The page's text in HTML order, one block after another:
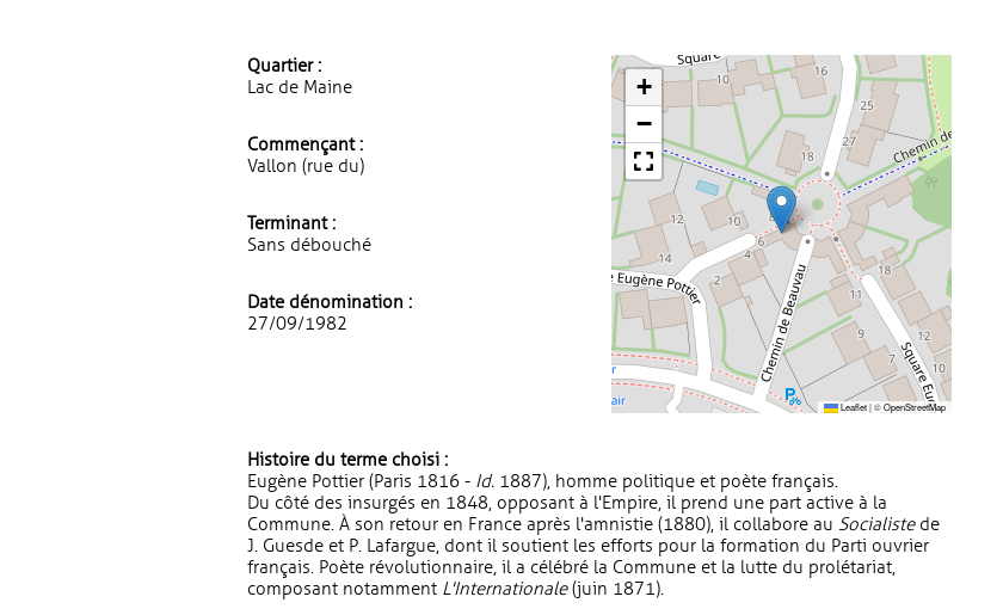
Quartier :
Lac de Maine
Commençant :
Vallon (rue du)
Terminant :
Sans débouché
Date dénomination :
27/09/1982
+
−
Leaflet|©OpenStreetMap
Histoire du terme choisi :
Eugène Pottier (Paris 1816 - Id. 1887), homme politique et poète français.
Du côté des insurgés en 1848, opposant à l'Empire, il prend une part active à la
Commune. À son retour en France après l'amnistie (1880), il collabore au Socialistede
J. Guesde et P. Lafargue, dont il soutient les efforts pour la formation du Parti ouvrier
français. Poète révolutionnaire, il a célébré la Commune et la lutte du prolétariat,
composant notamment L'Internationale(juin 1871).